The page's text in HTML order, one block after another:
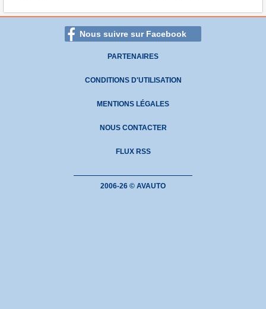
Nous suivre sur Facebook
PARTENAIRES
CONDITIONS D'UTILISATION
MENTIONS LÉGALES
NOUS CONTACTER
FLUX RSS
2006-26 © AVAUTO